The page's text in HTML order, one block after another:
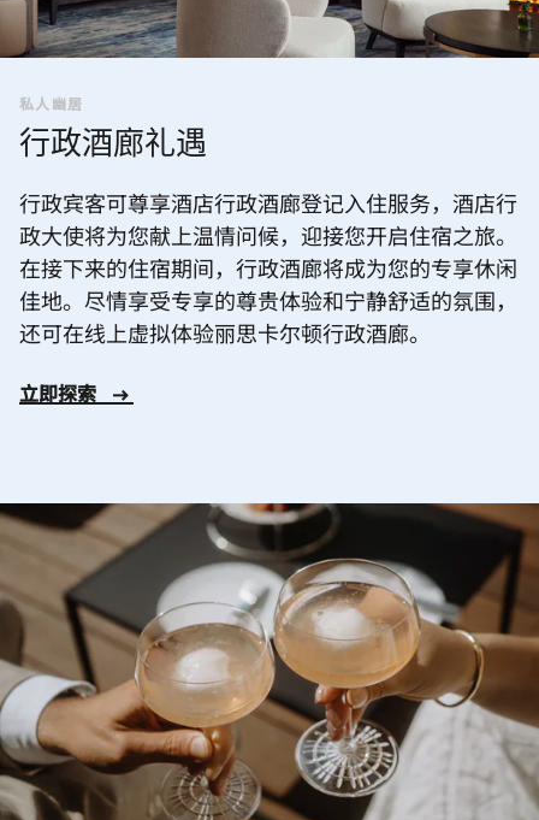
私人幽居
行政酒廊礼遇
行政宾客可尊享酒店行政酒廊登记入住服务，酒店行
政大使将为您献上温情问候，迎接您开启住宿之旅。
在接下来的住宿期间，行政酒廊将成为您的专享休闲
佳地。尽情享受专享的尊贵体验和宁静舒适的氛围，
还可在线上虚拟体验丽思卡尔顿行政酒廊。
立即探索